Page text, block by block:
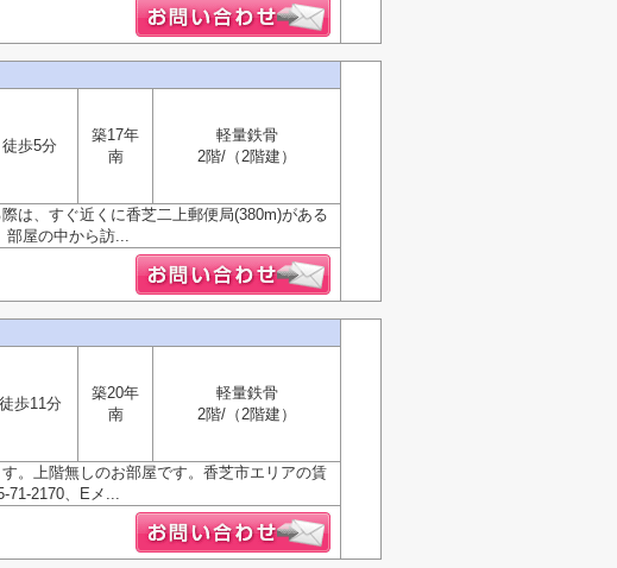
徒歩5分
築17年
南
軽量鉄骨
2階/（2階建）
は、すぐ近くに香芝二上郵便局(380m)がある
部屋の中から訪...
徒歩11分
築20年
南
軽量鉄骨
2階/（2階建）
。上階無しのお部屋です。香芝市エリアの賃
71-2170、Eメ...